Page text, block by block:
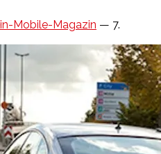
Mobile-Magazin — 7.